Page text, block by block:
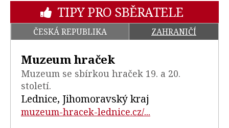
TIPY PRO SBĚRATELE
ČESKÁ REPUBLIKA ZAHRANIČÍ
Muzeum hraček
Muzeum se sbírkou hraček 19. a 20.
století.
Lednice, Jihomoravský kraj
muzeum-hracek-lednice.cz/...